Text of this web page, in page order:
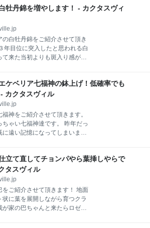
ので早速帰宅後に鉢増しです！
の鉢では窮屈ですよね。 手前
けちゃうような梱包でのご到着
からは『ポストに悪戯されてゴ
た！』 なんて言ってやがんの
りない発言！ まったく失礼し
ﾟﾝﾌﾟﾝ でもまぁ… 確かにこんな
たらゴミ入れらたと思うよね
しっかりと届けてくれる郵便屋
本当にありがとうございます
んに
牡丹錦を増やします！ - カクタスヴィ
白牡丹錦をご紹介させて頂き
年目位に突入したと思われる白
来た当初よりも斑入り感が弱
れはこれで味のある雰囲気なん
白牡丹錦ちゃん！ ほぼノーメ
生活を送って来たもので若干
来た事だしバシッとチョンパし
ょう！ そんでもって葉挿しと
も企てます！ 今回のチョンパ
以前葉の隙間がきつきつなクラ
る際にリングなんかをくっつ
専用テグス』が暇を持て余して
ケベリア七福神の鉢上げ！低確率でも
カクタスヴィル
神をご紹介させて頂きます。
ゃい七福神達です。 昨年だっ
に遠い記憶になってしまいまし
成功する場合もありますから植
を外して挑戦してみるのも手
ゃん達もこの春でそろそろ一人
す！ 引っこ抜くとかなり茎が伸
れも徒長してると言うのでしょ
付けと行きましょう！ まだまだ
立て直してチョンパやら葉挿しやらで
タスヴィル
をご紹介させて頂きます！ 地面
に葉を展開しながら育つクラ
が家の巴ちゃんと来たらロゼッ